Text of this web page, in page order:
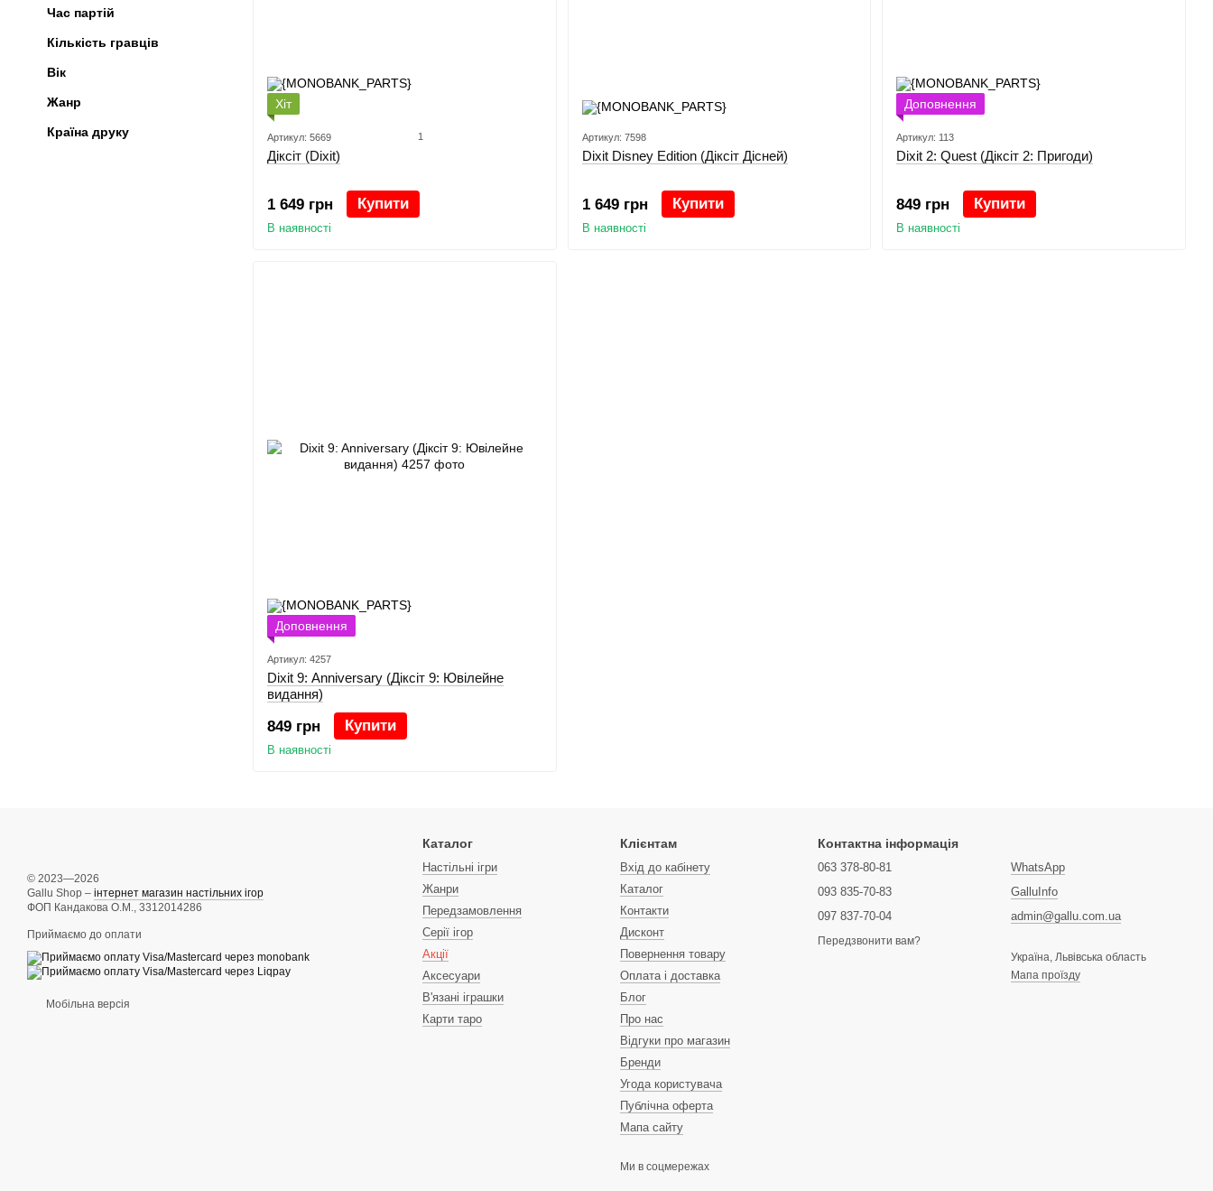
Хіт
Артикул: 5669 1
Діксіт (Dixit)
1 649 грн Купити
В наявності
Артикул: 7598
Dixit Disney Edition (Діксіт Дісней)
1 649 грн Купити
В наявності
Доповнення
Артикул: 113
Dixit 2: Quest (Діксіт 2: Пригоди)
849 грн Купити
В наявності
Доповнення
Артикул: 4257
Dixit 9: Anniversary (Діксіт 9: Ювілейне
видання)
849 грн Купити
В наявності
Час партій
Кількість гравців
Вік
Жанр
Країна друку
© 2023—2026
Gallu Shop – інтернет магазин настільних ігор
ФОП Кандакова О.М., 3312014286
Приймаємо до оплати
Мобільна версія
Каталог
Настільні ігри
Жанри
Передзамовлення
Серії ігор
Акції
Аксесуари
В'язані іграшки
Карти таро
Клієнтам
Вхід до кабінету
Каталог
Контакти
Дисконт
Повернення товару
Оплата і доставка
Блог
Про нас
Відгуки про магазин
Бренди
Угода користувача
Публічна оферта
Мапа сайту
Ми в соцмережах
Контактна інформація
063 378-80-81
093 835-70-83
097 837-70-04
Передзвонити вам?
WhatsApp
GalluInfo
admin@gallu.com.ua
Україна, Львівська область
Мапа проїзду